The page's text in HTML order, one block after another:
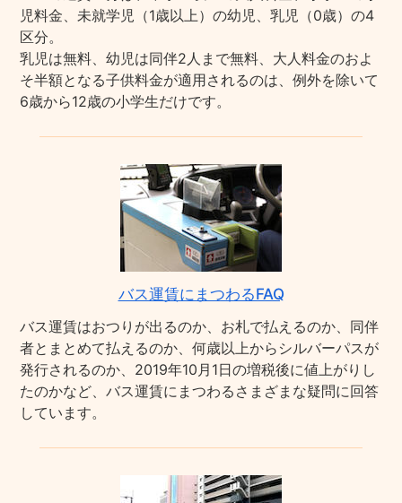
児料金、未就学児（1歳以上）の幼児、乳児（0歳）の4
区分。
乳児は無料、幼児は同伴2人まで無料、大人料金のおよ
そ半額となる子供料金が適用されるのは、例外を除いて
6歳から12歳の小学生だけです。
バス運賃にまつわるFAQ
バス運賃はおつりが出るのか、お札で払えるのか、同伴
者とまとめて払えるのか、何歳以上からシルバーパスが
発行されるのか、2019年10月1日の増税後に値上がりし
たのかなど、バス運賃にまつわるさまざまな疑問に回答
しています。